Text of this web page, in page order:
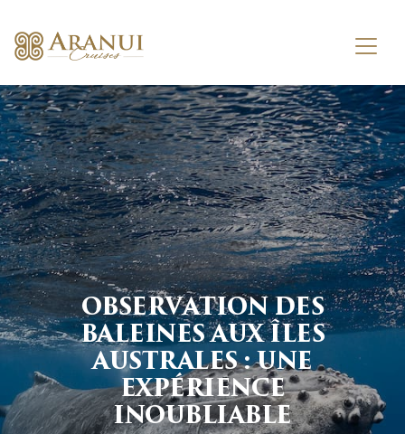
OBSERVATION DES
BALEINES AUX ÎLES
AUSTRALES : UNE
EXPÉRIENCE
INOUBLIABLE